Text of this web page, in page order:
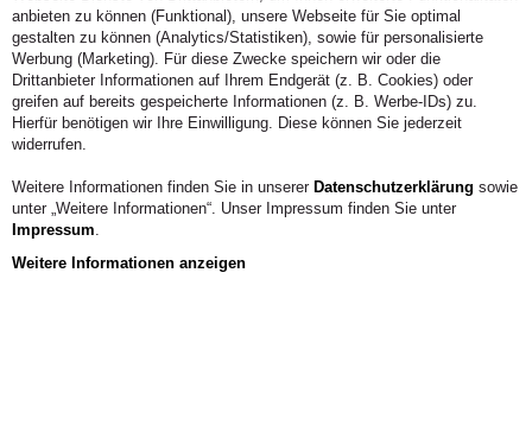
Fachgebiet: Erziehungswissenschaft, Kindheitspädagogik,
Kunst- und Waldorfpädagogik/ Fachbereich
Bildungswissenschaft
Master of Arts Pädagogik Schwerpunkt Waldorfpädagogik /
Schule und Unterricht Master of Arts Pädagogik
Schwerpunkt Pädagogische Praxisforschung Master of
Education Pädagogische Praxisforschung
Telefon:02222 9321 1502
anbieten zu können (Funktional), unsere Webseite für Sie optimal
gestalten zu können (Analytics/Statistiken), sowie für personalisierte
Werbung (Marketing). Für diese Zwecke speichern wir oder die
Drittanbieter Informationen auf Ihrem Endgerät (z. B. Cookies) oder
greifen auf bereits gespeicherte Informationen (z. B. Werbe-IDs) zu.
Hierfür benötigen wir Ihre Einwilligung. Diese können Sie jederzeit
widerrufen.
Weitere Informationen finden Sie in unserer Datenschutzerklärung sowie
unter „Weitere Informationen“. Unser Impressum finden Sie unter
Impressum.
Weitere Informationen anzeigen